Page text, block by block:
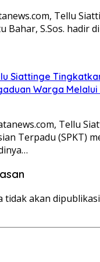
Tellu
Bahar, S.Sos. hadir
Siattinge
Warga
Tellu
Terpadu (SPKT)
tidak akan